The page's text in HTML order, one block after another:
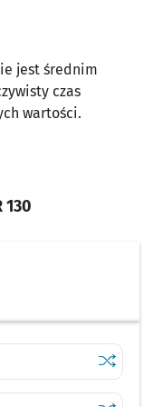
130
Sprawdź
Osiedle
jest średnim
czas
wartości.